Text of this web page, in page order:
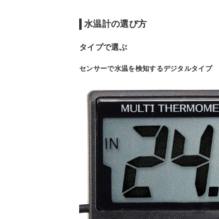
水温計の選び方
タイプで選ぶ
センサーで水温を検知するデジタルタイプ